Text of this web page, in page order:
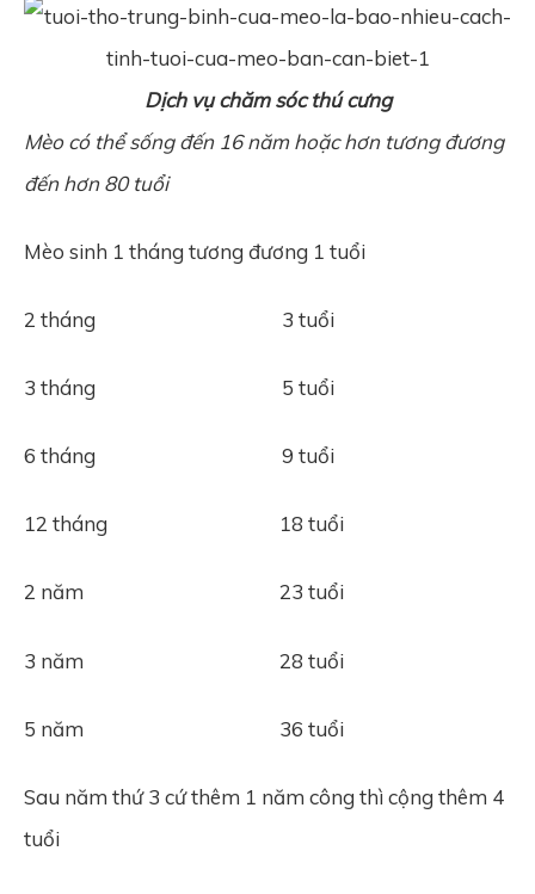
Dịch vụ chăm sóc thú cưng
Mèo có thể sống đến 16 năm hoặc hơn tương đương
đến hơn 80 tuổi
Mèo sinh 1 tháng tương đương 1 tuổi
2 tháng 3 tuổi
3 tháng 5 tuổi
6 tháng 9 tuổi
12 tháng 18 tuổi
2 năm 23 tuổi
3 năm 28 tuổi
5 năm 36 tuổi
Sau năm thứ 3 cứ thêm 1 năm công thì cộng thêm 4
tuổi